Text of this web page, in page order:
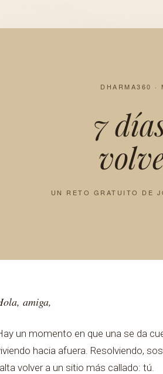
DHARMA360 ·
7
UN RETO GRATUITO DE
amiga,
un momento en que una se da
hacia afuera. Resolviendo,
volver a un sitio más callado: tú.